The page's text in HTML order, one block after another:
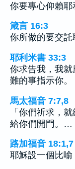
你要專心仰賴
箴言 16:3
你所做的要交託
耶利米書 33:3
你求告我，我
難的事指示你。
馬太福音 7:7,8
「你們祈求，
給你們開門。…
路加福音 18:1,7
耶穌設一個比